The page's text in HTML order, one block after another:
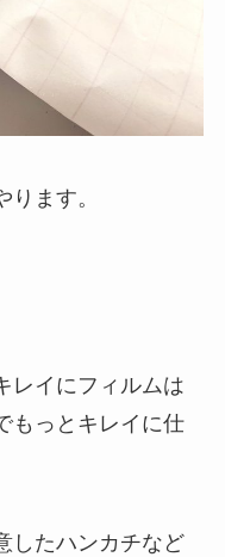
ます。
レイにフィルムは
もっとキレイに仕
したハンカチなど